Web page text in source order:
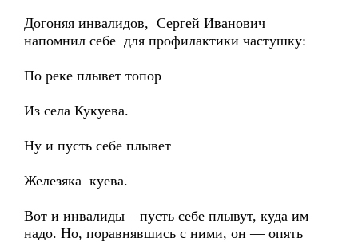
Догоняя инвалидов, Сергей Иванович
напомнил себе для профилактики частушку:
По реке плывет топор
Из села Кукуева.
Ну и пусть себе плывет
Железяка куева.
Вот и инвалиды – пусть себе плывут, куда им
надо. Но, поравнявшись с ними, он — опять